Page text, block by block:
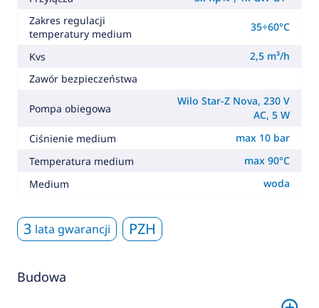
Zakres regulacji
temperatury medium
35÷60°C
Kvs
2,5 m³/h
Zawór bezpieczeństwa
Pompa obiegowa
Wilo Star-Z Nova, 230 V
AC, 5 W
Ciśnienie medium
max 10 bar
Temperatura medium
max 90°C
Medium
woda
3 lata gwarancji PZH
Budowa